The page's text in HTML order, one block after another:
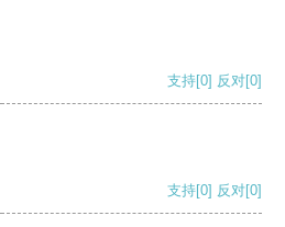
支持[0] 反对[0]
支持[0] 反对[0]